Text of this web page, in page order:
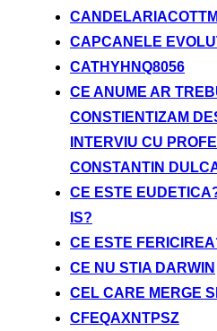
CAPCANELE
CATHYHNQ8056
CE ANUME AR
CONSTIENTIZAM
INTERVIU CU
CONSTANTIN
CE ESTE
IS?
CE ESTE
CE NU STIA DARWIN
CEL CARE MERGE
CFEQAXNTPSZ